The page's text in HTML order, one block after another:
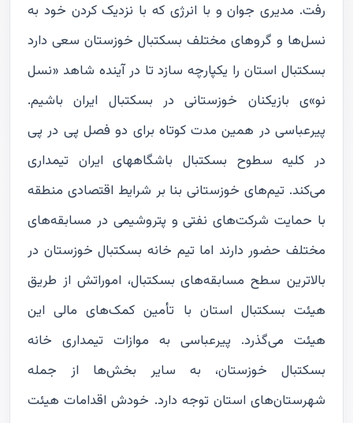
رفت. مدیری جوان و با انرژی که با نزدیک کردن خود به
نسل‌ها و گروهای مختلف بسکتبال خوزستان سعی دارد
بسکتبال استان را یکپارچه‌ سازد تا در آینده شاهد «نسل
نو»ی بازیکنان خوزستانی در بسکتبال ایران باشیم.
پیرعباسی در همین مدت کوتاه برای دو فصل پی در پی
در کلیه سطوح بسکتبال باشگاههای ایران تیمداری
می‌کند. تیم‌های خوزستانی بنا بر شرایط اقتصادی منطقه
با حمایت شرکت‌های نفتی و پتروشیمی در مسابقه‌های
مختلف حضور دارند اما تیم خانه بسکتبال خوزستان در
بالاترین سطح مسابقه‌های بسکتبال، اموراتش از طریق
هیئت بسکتبال استان با تأمین کمک‌های مالی این
هیئت می‌گذرد. پیرعباسی به موازات تیمداری خانه
بسکتبال خوزستان، به سایر بخش‌ها از جمله
شهرستان‌های استان توجه دارد. خودش اقدامات هیئت